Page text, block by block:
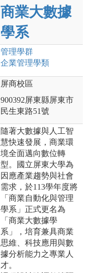
商業大數據
學系
管理學群
企業管理學類
屏商校區
900392屏東縣屏東市
民生東路51號
隨著大數據與人工智
慧快速發展，商業環
境全面邁向數位轉
型。國立屏東大學為
因應產業趨勢與社會
需求，於113學年度將
「商業自動化與管理
學系」正式更名為
「商業大數據學
系」，培育兼具商業
思維、科技應用與數
據分析能力之專業人
才。